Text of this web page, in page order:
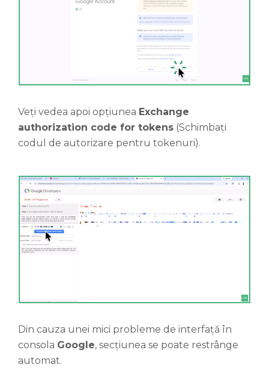
Veți vedea apoi opțiunea Exchange
authorization code for tokens (Schimbați
codul de autorizare pentru tokenuri).
Din cauza unei mici probleme de interfață în
consola Google, secțiunea se poate restrânge
automat.